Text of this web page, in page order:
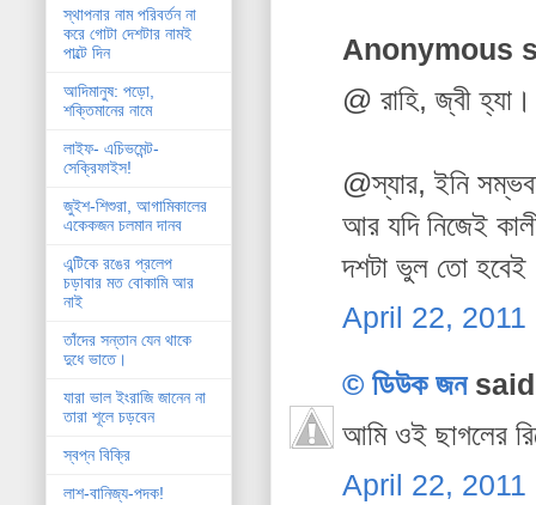
Anonymous
@ রাহি, জ্বী
@স্যার, ইনি
আর যদি নিজেই
দশটা ভুল তো
April 22, 2011
© ডিউক জন
আমি ওই ছাগলের
April 22, 2011
স্থাপনার নাম পরিবর্তন না
করে গোটা দেশটার নামই
পাল্টে দিন
আদিমানুষ: পড়ো,
শক্তিমানের নামে
লাইফ- এচিভমেন্ট-
সেক্রিফাইস!
জুইশ-শিশুরা, আগামিকালের
একেকজন চলমান দানব
এন্টিকে রঙের প্রলেপ
চড়াবার মত বোকামি আর
নাই
তাঁদের সন্তান যেন থাকে
দুধে ভাতে।
যারা ভাল ইংরাজি জানেন না
তারা শূলে চড়বেন
স্বপ্ন বিক্রি
লাশ-বানিজ্য-পদক!